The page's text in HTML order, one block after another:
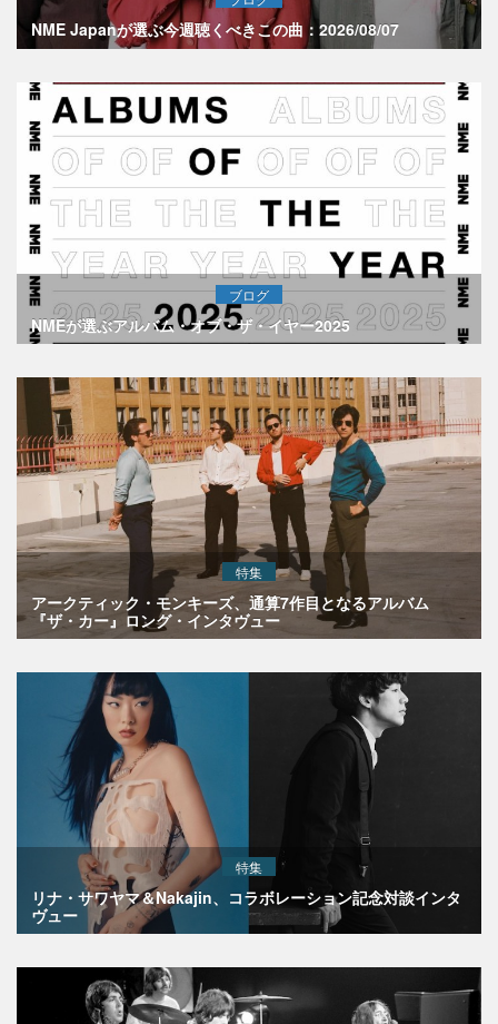
NME Japanが選ぶ今週聴くべきこの曲：2026/08/07
ブログ
NMEが選ぶアルバム・オブ・ザ・イヤー2025
特集
アークティック・モンキーズ、通算7作目となるアルバム
『ザ・カー』ロング・インタヴュー
特集
リナ・サワヤマ＆Nakajin、コラボレーション記念対談インタ
ヴュー